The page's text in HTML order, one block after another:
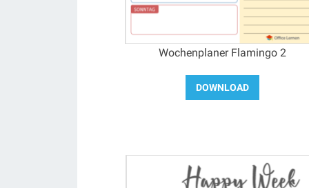
Wochenplaner Flamingo 2